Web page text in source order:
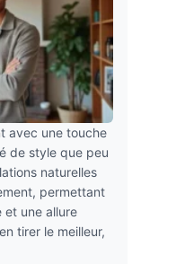
avec une touche
de style que peu
naturelles
permettant
et une allure
tirer le meilleur,